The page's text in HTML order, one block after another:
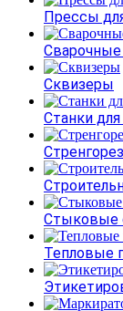
Прессы
Сквизеры
Станки
Стыковые
Тепловые